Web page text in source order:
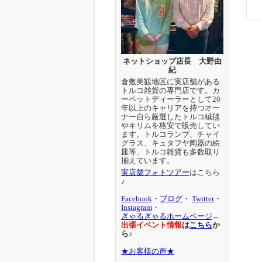
ネットショップ店長 大野由
紀
倉敷美観地区に実店舗がある
トルコ雑貨の専門店です。カ
ーペットディーラーとして20
年以上のキャリアを持つオー
ナー自ら厳選したトルコ絨毯
やキリムを格安で販売してい
ます。トルコランプ、チャイ
グラス、キュタフヤ陶器の絵
皿等、トルコ雑貨も多数取り
揃えています。
実店舗フォトツアーはこちら
♪
Facebook ・ ブログ ・ Twitter・
Instagram ・
ぎゃるぎゃるホームページ ←
出張イベント情報はこちらか
ら♪
★お客様の声★